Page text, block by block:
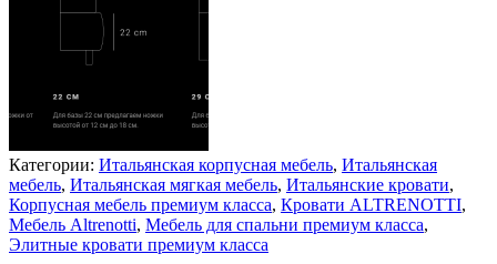
Категории: Итальянская корпусная мебель, Итальянская
мебель, Итальянская мягкая мебель, Итальянские кровати,
Корпусная мебель премиум класса, Кровати ALTRENOTTI,
Мебель Altrenotti, Мебель для спальни премиум класса,
Элитные кровати премиум класса